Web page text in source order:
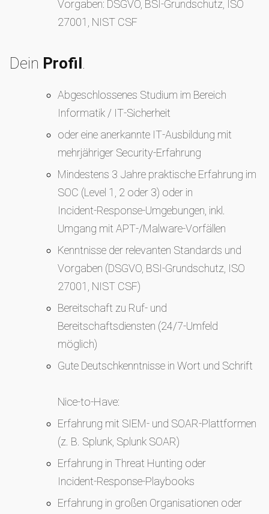
Vorgaben: DSGVO, BSI‑Grundschutz, ISO
27001, NIST CSF
Dein Profil.
Abgeschlossenes Studium im Bereich
Informatik / IT‑Sicherheit
oder eine anerkannte IT‑Ausbildung mit
mehrjähriger Security‑Erfahrung
Mindestens 3 Jahre praktische Erfahrung im
SOC (Level 1, 2 oder 3) oder in
Incident‑Response‑Umgebungen, inkl.
Umgang mit APT‑/Malware‑Vorfällen
Kenntnisse der relevanten Standards und
Vorgaben (DSGVO, BSI‑Grundschutz, ISO
27001, NIST CSF)
Bereitschaft zu Ruf- und
Bereitschaftsdiensten (24/7‑Umfeld
möglich)
Gute Deutschkenntnisse in Wort und Schrift
Nice‑to‑Have:
Erfahrung mit SIEM‑ und SOAR‑Plattformen
(z. B. Splunk, Splunk SOAR)
Erfahrung in Threat Hunting oder
Incident‑Response‑Playbooks
Erfahrung in großen Organisationen oder